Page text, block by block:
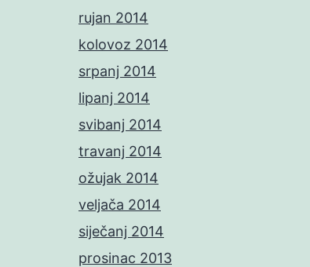
rujan 2014
kolovoz 2014
srpanj 2014
lipanj 2014
svibanj 2014
travanj 2014
ožujak 2014
veljača 2014
siječanj 2014
prosinac 2013